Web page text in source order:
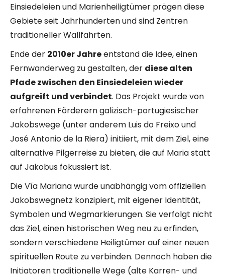
Einsiedeleien und Marienheiligtümer prägen diese
Gebiete seit Jahrhunderten und sind Zentren
traditioneller Wallfahrten.
Ende der 2010er Jahreentstand die Idee, einen
Fernwanderweg zu gestalten, der diese alten
Pfade zwischen den Einsiedeleien wieder
aufgreift und verbindet. Das Projekt wurde von
erfahrenen Förderern galizisch-portugiesischer
Jakobswege (unter anderem Luis do Freixo und
José Antonio de la Riera) initiiert, mit dem Ziel, eine
alternative Pilgerreise zu bieten, die auf Maria statt
auf Jakobus fokussiert ist.
Die Vía Mariana wurde unabhängig vom offiziellen
Jakobswegnetz konzipiert, mit eigener Identität,
Symbolen und Wegmarkierungen. Sie verfolgt nicht
das Ziel, einen historischen Weg neu zu erfinden,
sondern verschiedene Heiligtümer auf einer neuen
spirituellen Route zu verbinden. Dennoch haben die
Initiatoren traditionelle Wege (alte Karren- und